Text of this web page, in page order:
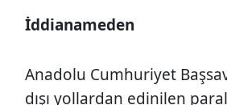
İddianameden
Anadolu Cumhuriyet
dışı yollardan edinilen